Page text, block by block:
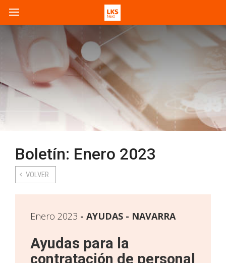
Boletín: Enero 2023
VOLVER
Enero 2023 AYUDAS - NAVARRA
Ayudas para la
contratación de personal